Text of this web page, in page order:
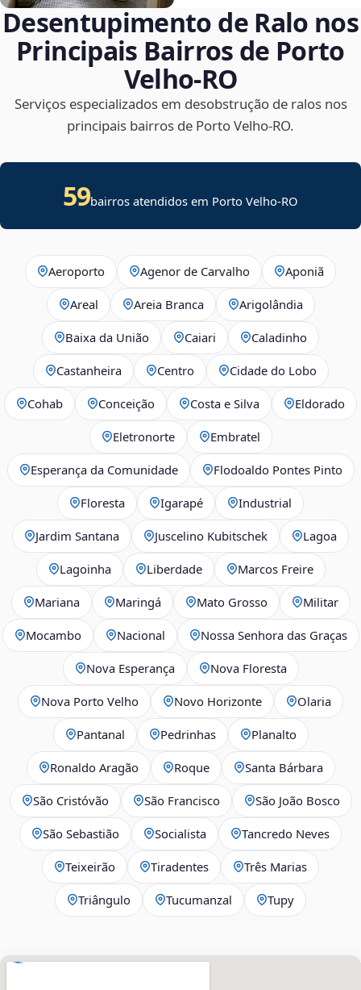
Desentupimento de Ralo nos
Principais Bairros de Porto
Velho‑RO
Serviços especializados em desobstrução de ralos nos
principais bairros de Porto Velho‑RO.
59bairros atendidos em Porto Velho-RO
Aeroporto Agenor de Carvalho Aponiã
Areal Areia Branca Arigolândia
Baixa da União Caiari Caladinho
Castanheira Centro Cidade do Lobo
Cohab Conceição Costa e Silva Eldorado
Eletronorte Embratel
Esperança da Comunidade Flodoaldo Pontes Pinto
Floresta Igarapé Industrial
Jardim Santana Juscelino Kubitschek Lagoa
Lagoinha Liberdade Marcos Freire
Mariana Maringá Mato Grosso Militar
Mocambo Nacional Nossa Senhora das Graças
Nova Esperança Nova Floresta
Nova Porto Velho Novo Horizonte Olaria
Pantanal Pedrinhas Planalto
Ronaldo Aragão Roque Santa Bárbara
São Cristóvão São Francisco São João Bosco
São Sebastião Socialista Tancredo Neves
Teixeirão Tiradentes Três Marias
Triângulo Tucumanzal Tupy